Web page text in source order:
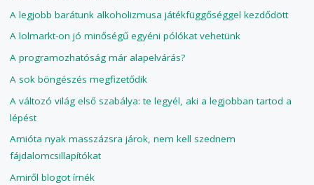
A legjobb barátunk alkoholizmusa játékfüggőséggel kezdődött
A lolmarkt-on jó minőségű egyéni pólókat vehetünk
A programozhatóság már alapelvárás?
A sok böngészés megfizetődik
A változó világ első szabálya: te legyél, aki a legjobban tartod a
lépést
Amióta nyak masszázsra járok, nem kell szednem
fájdalomcsillapítókat
Amiről blogot írnék